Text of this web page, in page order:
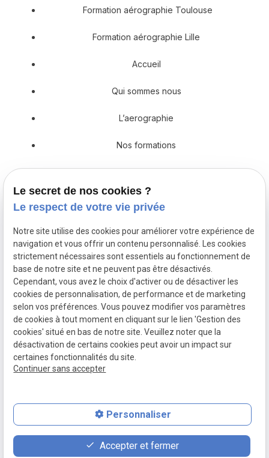
Formation aérographie Toulouse
Formation aérographie Lille
Accueil
Qui sommes nous
L’aerographie
Nos formations
Prestations en décoration
Actualités
Devis
Mentions
légales
Politique de
confidentialité
Gestion
des
cookies
Plan du
site
Siret :79210929000017
place contact_page phone
Le secret de nos cookies ?
Le respect de votre vie privée
Notre site utilise des cookies pour améliorer votre expérience de
navigation et vous offrir un contenu personnalisé. Les cookies
strictement nécessaires sont essentiels au fonctionnement de
base de notre site et ne peuvent pas être désactivés.
Cependant, vous avez le choix d'activer ou de désactiver les
cookies de personnalisation, de performance et de marketing
selon vos préférences. Vous pouvez modifier vos paramètres
de cookies à tout moment en cliquant sur le lien 'Gestion des
cookies' situé en bas de notre site. Veuillez noter que la
désactivation de certains cookies peut avoir un impact sur
certaines fonctionnalités du site.
Continuer sans accepter
Personnaliser
Accepter et fermer